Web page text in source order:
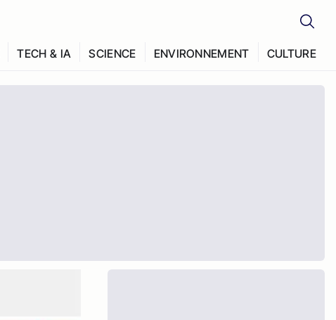
TECH & IA SCIENCE ENVIRONNEMENT CULTURE